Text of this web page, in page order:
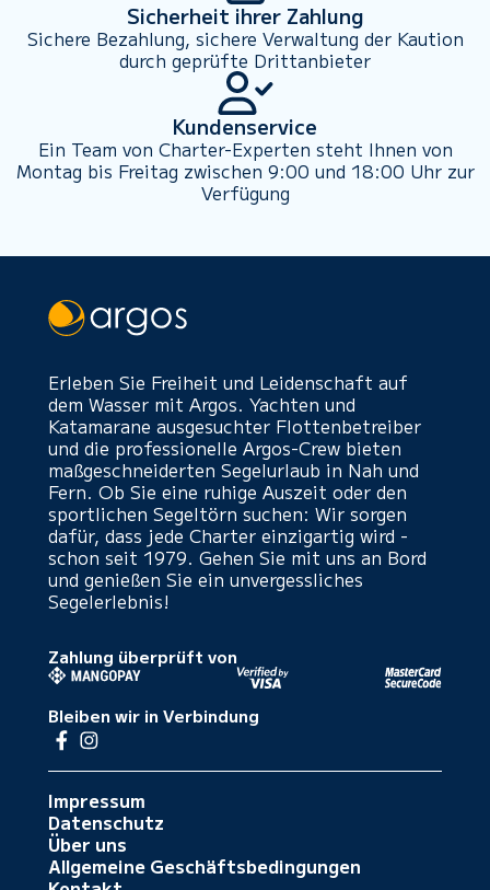
Sicherheit ihrer Zahlung
Sichere Bezahlung, sichere Verwaltung der Kaution
durch geprüfte Drittanbieter
Kundenservice
Ein Team von Charter-Experten steht Ihnen von
Montag bis Freitag zwischen 9:00 und 18:00 Uhr zur
Verfügung
Erleben Sie Freiheit und Leidenschaft auf
dem Wasser mit Argos. Yachten und
Katamarane ausgesuchter Flottenbetreiber
und die professionelle Argos-Crew bieten
maßgeschneiderten Segelurlaub in Nah und
Fern. Ob Sie eine ruhige Auszeit oder den
sportlichen Segeltörn suchen: Wir sorgen
dafür, dass jede Charter einzigartig wird -
schon seit 1979. Gehen Sie mit uns an Bord
und genießen Sie ein unvergessliches
Segelerlebnis!
Zahlung überprüft von
Bleiben wir in Verbindung
Impressum
Datenschutz
Über uns
Allgemeine Geschäftsbedingungen